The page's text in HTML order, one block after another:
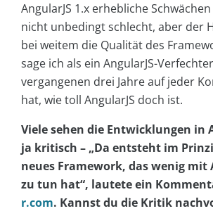
AngularJS 1.x erhebliche
nicht unbedingt schlecht, aber der
bei weitem die Qualität des
sage ich als ein AngularJS-
vergangenen drei Jahre auf jeder
hat, wie toll AngularJS doch ist.
Viele sehen die Entwicklungen in
ja kritisch – „Da entsteht im
neues Framework, das wenig mit
zu tun hat“, lautete ein
r.com. Kannst du die Kritik